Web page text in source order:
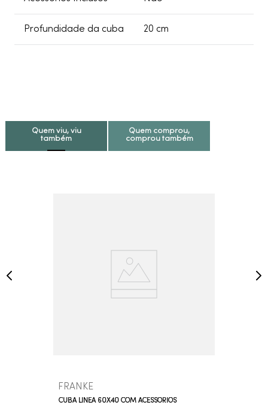
Profundidade da cuba 20 cm
Quem viu, viu
também
Quem comprou,
comprou também
FRANKE
CUBA LÍNEA 60X40 COM ACESSÓRIOS